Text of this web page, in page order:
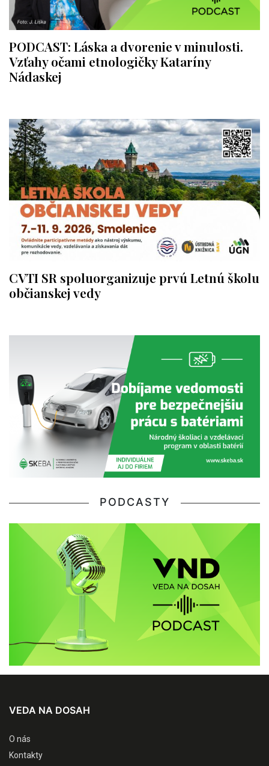
PODCAST: Láska a dvorenie v minulosti.
Vzťahy očami etnologičky Kataríny
Nádaskej
CVTI SR spoluorganizuje prvú Letnú školu
občianskej vedy
PODCASTY
VEDA NA DOSAH
O nás
Kontakty